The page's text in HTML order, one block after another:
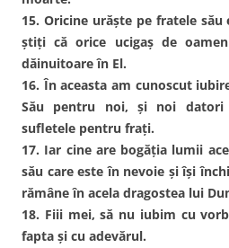
15. Oricine urăşte pe fratele său
ştiţi că orice ucigaş de
dăinuitoare în El.
16. În aceasta am cunoscut
Său pentru noi, şi noi datori
sufletele pentru fraţi.
17. Iar cine are bogăţia lumii
său care este în nevoie şi îşi
rămâne în acela dragostea lui
18. Fiii mei, să nu iubim cu
fapta şi cu adevărul.